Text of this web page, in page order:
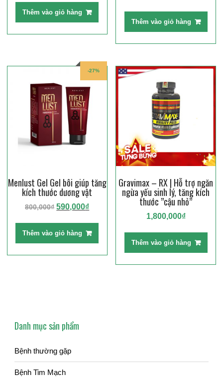
1,950,000₫.
Thêm vào giỏ hàng
1,200,000₫.
Thêm vào giỏ hàng
-27%
Menlust Gel Gel bôi giúp tăng
kích thước dương vật
800,000₫ Giá
800,000₫.
590,000₫Giá
là:
Thêm vào giỏ hàng
Gravimax – RX | Hỗ trợ ngăn
ngừa yếu sinh lý, tăng kích
thước ”cậu nhỏ”
1,800,000₫
Thêm vào giỏ hàng
Danh mục sản phẩm
Bệnh thường gặp
Bệnh Tim Mạch